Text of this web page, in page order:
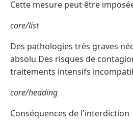
Cette mesure peut être
core/list
Des pathologies très graves
absolu Des risques de
traitements intensifs
core/heading
Conséquences de l'interdiction